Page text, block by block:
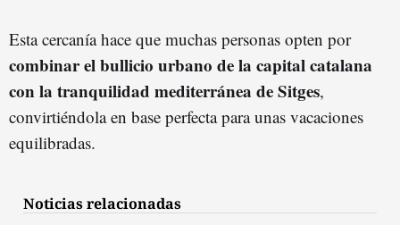
Esta cercanía hace que muchas personas opten por
combinar el bullicio urbano de la capital catalana
con la tranquilidad mediterránea de Sitges,
convirtiéndola en base perfecta para unas vacaciones
equilibradas.
Noticias relacionadas